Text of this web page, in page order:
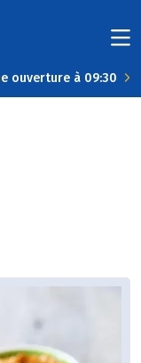
ouverture à 09:30